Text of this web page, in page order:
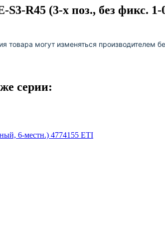
S3-R45 (3-х поз., без фикс.
товара могут изменяться производителем
серии:
6-местн.) 4774155 ETI